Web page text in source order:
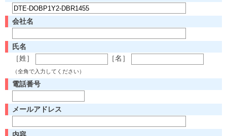
会社名
氏名
［姓］
［名］
（全角で入力してください）
電話番号
メールアドレス